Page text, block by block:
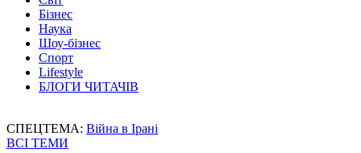
Бізнес
Наука
Шоу-бізнес
Спорт
Lifestyle
БЛОГИ ЧИТАЧІВ
СПЕЦТЕМА: Війна в Ірані
ВСІ ТЕМИ